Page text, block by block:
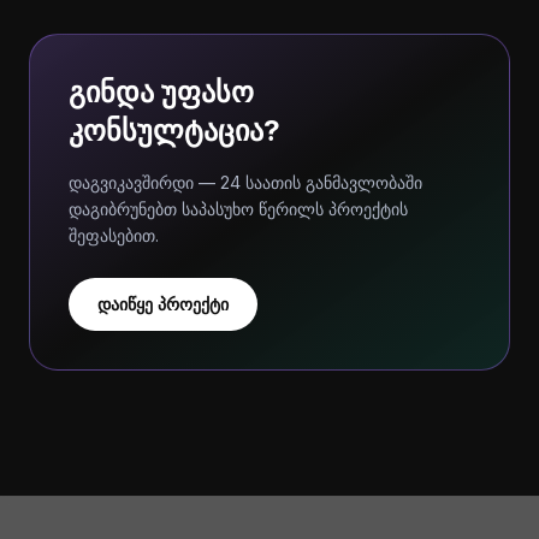
გინდა უფასო
კონსულტაცია?
დაგვიკავშირდი — 24 საათის განმავლობაში
დაგიბრუნებთ საპასუხო წერილს პროექტის
შეფასებით.
დაიწყე პროექტი